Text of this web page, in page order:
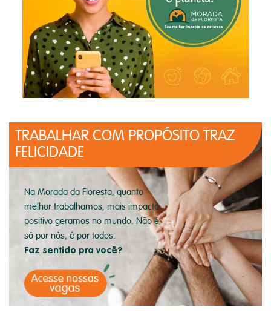
TRABALHAR COM PROPÓSITO TRAZ
FELICIDADE
Na Morada da Floresta, quanto
melhor trabalhamos, mais impacto
positivo geramos no mundo. Não é
só por nós, é por todos.
Faz sentido pra você?